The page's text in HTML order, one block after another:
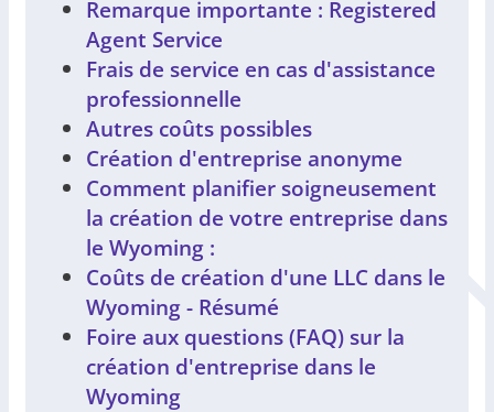
Remarque importante : Registered
Agent Service
Frais de service en cas d'assistance
professionnelle
Autres coûts possibles
Création d'entreprise anonyme
Comment planifier soigneusement
la création de votre entreprise dans
le Wyoming :
Coûts de création d'une LLC dans le
Wyoming - Résumé
Foire aux questions (FAQ) sur la
création d'entreprise dans le
Wyoming